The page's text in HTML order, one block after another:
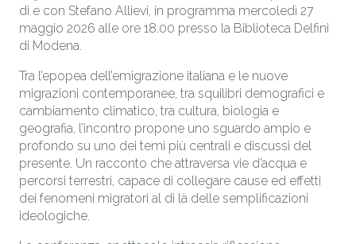
di e con Stefano Allievi, in programma mercoledì 27
maggio 2026 alle ore 18.00 presso la Biblioteca Delfini
di Modena.
Tra l’epopea dell’emigrazione italiana e le nuove
migrazioni contemporanee, tra squilibri demografici e
cambiamento climatico, tra cultura, biologia e
geografia, l’incontro propone uno sguardo ampio e
profondo su uno dei temi più centrali e discussi del
presente. Un racconto che attraversa vie d’acqua e
percorsi terrestri, capace di collegare cause ed effetti
dei fenomeni migratori al di là delle semplificazioni
ideologiche.